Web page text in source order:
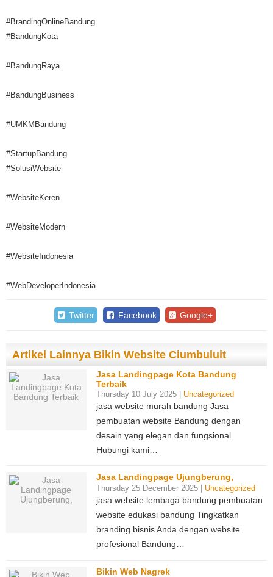
#BrandingOnlineBandung
#BandungKota
#BandungRaya
#BandungBusiness
#UMKMBandung
#StartupBandung
#SolusiWebsite
#WebsiteKeren
#WebsiteModern
#WebsiteIndonesia
#WebDeveloperIndonesia
Twitter Facebook Google+
Artikel Lainnya Bikin Website Ciumbuluit
Jasa Landingpage Kota Bandung
Terbaik
Thursday 10 July 2025 | Uncategorized
jasa website murah bandung Jasa
pembuatan website Bandung dengan
desain yang elegan dan fungsional.
Hubungi kami…
Jasa Landingpage Ujungberung,
Thursday 25 December 2025 | Uncategorized
jasa website lembaga bandung pembuatan
website edukasi bandung Tingkatkan
branding bisnis Anda dengan website
profesional Bandung…
Bikin Web Nagrek